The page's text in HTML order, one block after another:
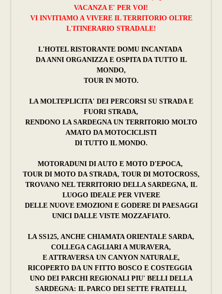
VACANZA E' PER VOI!
VI INVITIAMO A VIVERE IL TERRITORIO OLTRE
L'ITINERARIO STRADALE!
L'HOTEL RISTORANTE DOMU INCANTADA
DA ANNI ORGANIZZA E OSPITA DA TUTTO IL
MONDO,
TOUR IN MOTO.
LA MOLTEPLICITA' DEI PERCORSI SU STRADA E
FUORI STRADA,
RENDONO LA SARDEGNA UN TERRITORIO MOLTO
AMATO DA MOTOCICLISTI
DI TUTTO IL MONDO.
MOTORADUNI DI AUTO E MOTO D'EPOCA,
TOUR DI MOTO DA STRADA, TOUR DI MOTOCROSS,
TROVANO NEL TERRITORIO DELLA SARDEGNA, IL
LUOGO IDEALE PER VIVERE
DELLE NUOVE EMOZIONI E GODERE DI PAESAGGI
UNICI DALLE VISTE MOZZAFIATO.
LA SS125, ANCHE CHIAMATA ORIENTALE SARDA,
COLLEGA CAGLIARI A MURAVERA,
E ATTRAVERSA UN CANYON NATURALE,
RICOPERTO DA UN FITTO BOSCO E COSTEGGIA
UNO DEI PARCHI REGIONALI PIU' BELLI DELLA
SARDEGNA: IL PARCO DEI SETTE FRATELLI,